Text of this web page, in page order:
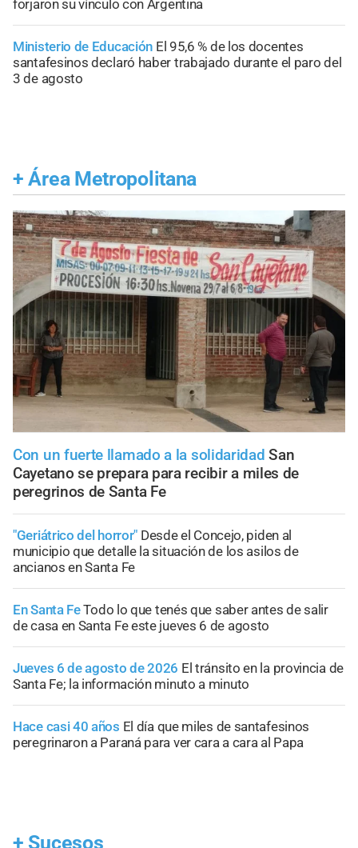
forjaron su vínculo con Argentina
Ministerio de Educación El 95,6 % de los docentes
santafesinos declaró haber trabajado durante el paro del
3 de agosto
+ Área Metropolitana
Con un fuerte llamado a la solidaridad San
Cayetano se prepara para recibir a miles de
peregrinos de Santa Fe
"Geriátrico del horror" Desde el Concejo, piden al
municipio que detalle la situación de los asilos de
ancianos en Santa Fe
En Santa FeTodo lo que tenés que saber antes de salir
de casa en Santa Fe este jueves 6 de agosto
Jueves 6 de agosto de 2026 El tránsito en la provincia de
Santa Fe; la información minuto a minuto
Hace casi 40 años El día que miles de santafesinos
peregrinaron a Paraná para ver cara a cara al Papa
+ Sucesos